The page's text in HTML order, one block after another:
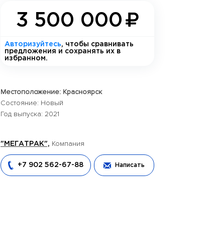
3 500 000
Авторизуйтесь, чтобы сравнивать
предложения и сохранять их в
избранном.
Местоположение: Красноярск
Состояние: Новый
Год выпуска: 2021
"МЕГАТРАК", Компания
+7 902 562-67-88 Написать